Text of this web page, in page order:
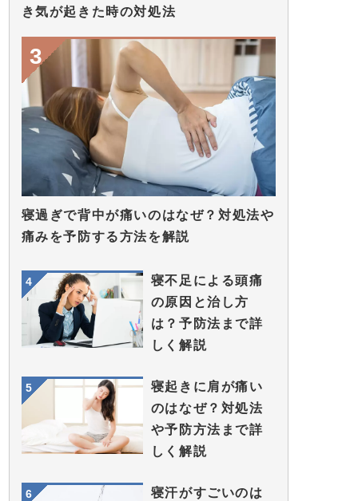
き気が起きた時の対処法
寝過ぎで背中が痛いのはなぜ？対処法や
痛みを予防する方法を解説
寝不足による頭痛
の原因と治し方
は？予防法まで詳
しく解説
寝起きに肩が痛い
のはなぜ？対処法
や予防方法まで詳
しく解説
寝汗がすごいのは